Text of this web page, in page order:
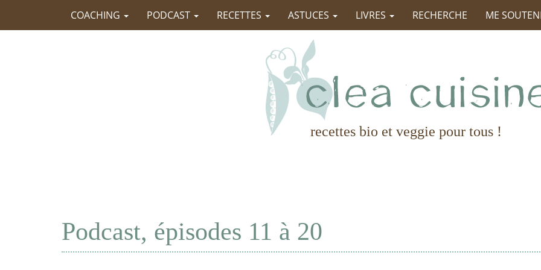
COACHING PODCAST RECETTES ASTUCES LIVRES RECHERCHE ME
recettes bio et veggie pour tous !
Podcast, épisodes 11 à 20